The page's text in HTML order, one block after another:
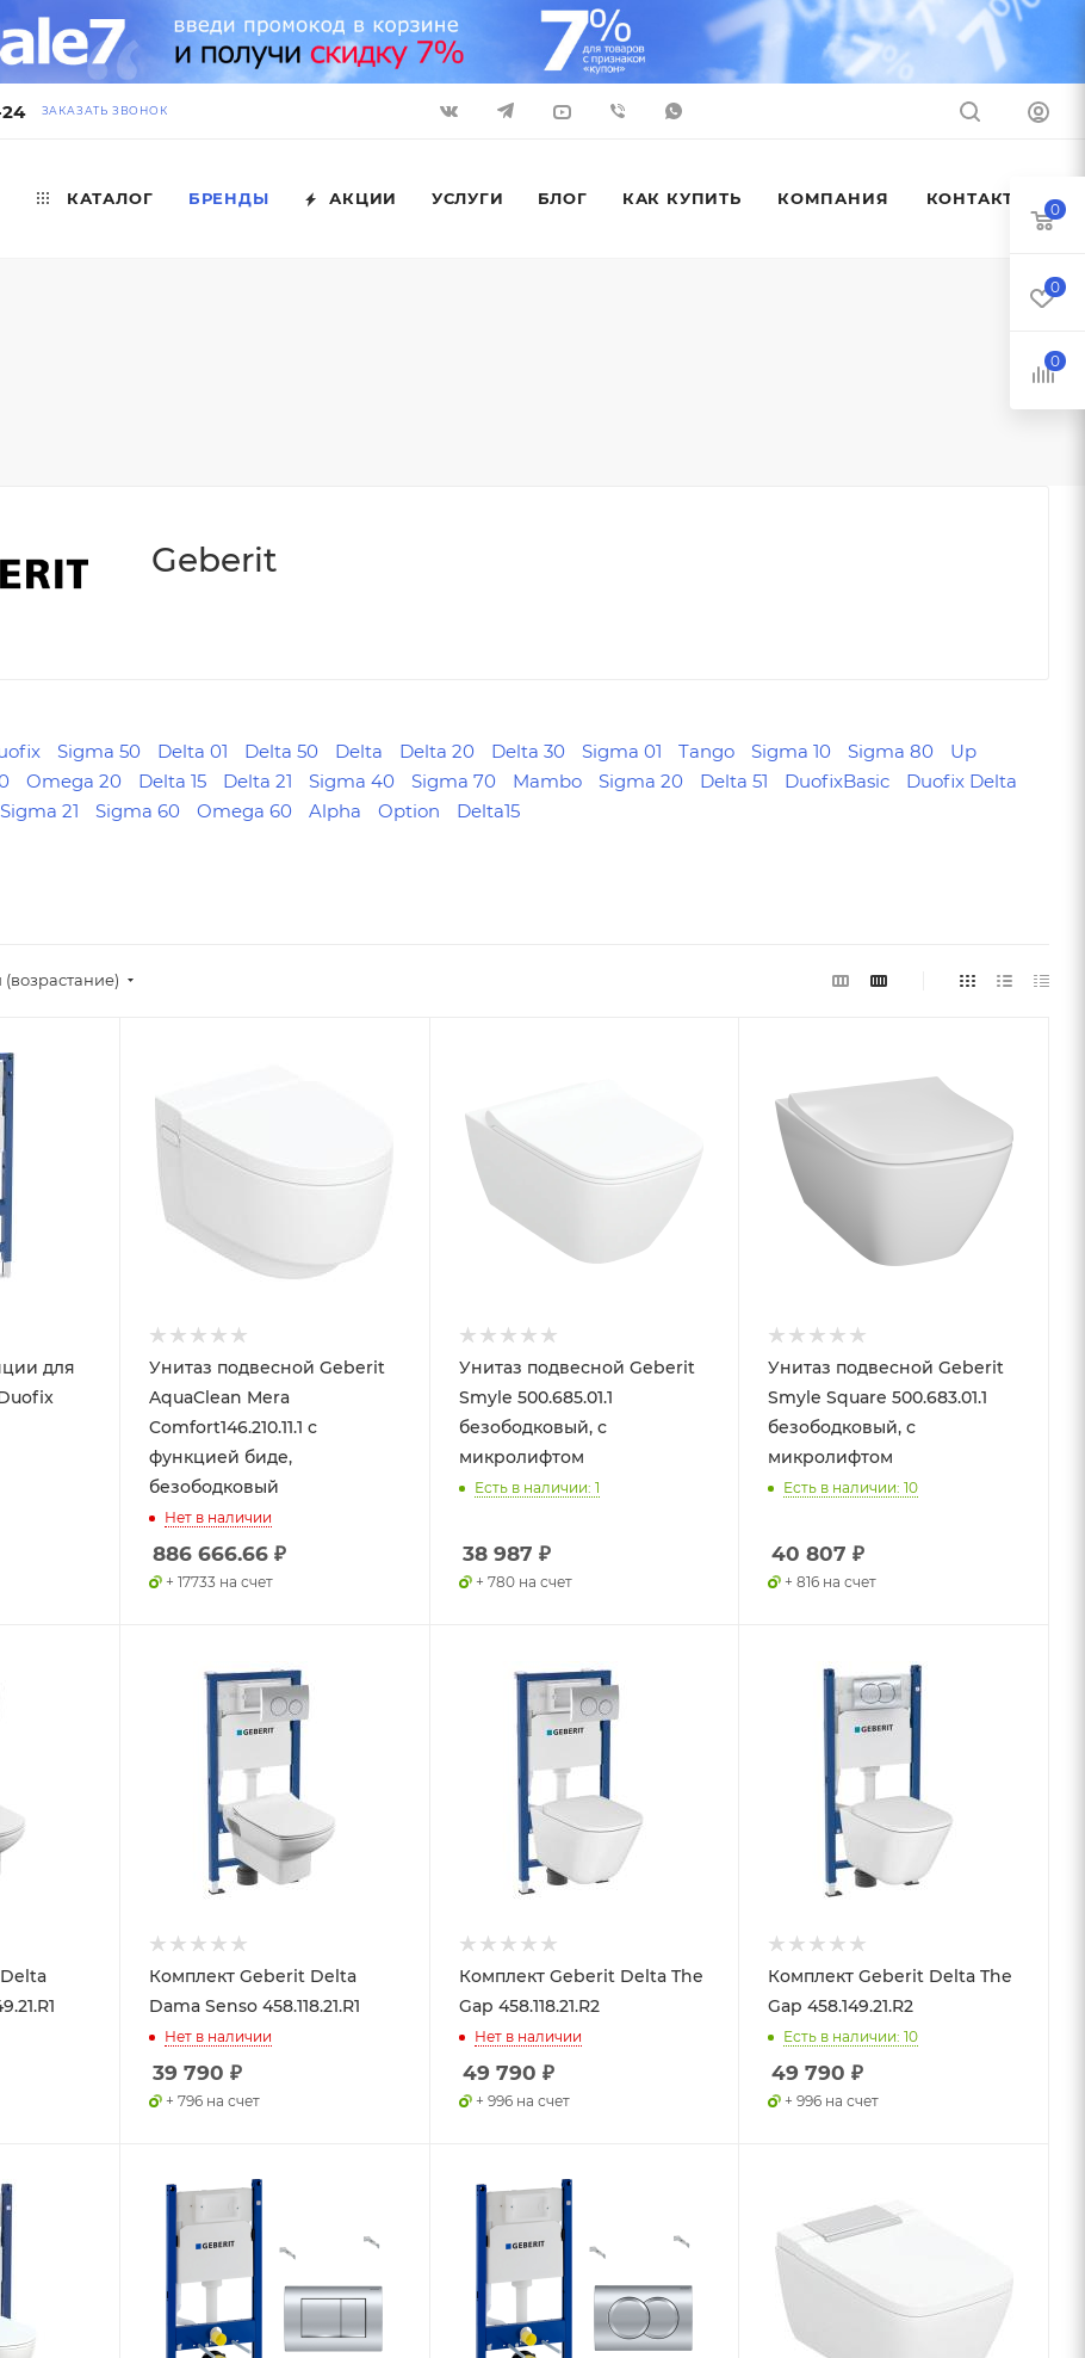
ЗАКАЗАТЬ ЗВОНОК
КАТАЛОГ БРЕНДЫ АКЦИИ УСЛУГИ БЛОГ КАК КУПИТЬ КОМПАНИЯ КОНТАКТЫ
Geberit
Sigma 50 Delta 01 Delta 50 Delta Delta 20 Delta 30 Sigma 01 Tango Sigma 10 Sigma 80
Up
Omega 20 Delta 15 Delta 21 Sigma 40 Sigma 70 Mambo Sigma 20 Delta 51 DuofixBasic
Duofix Delta
Sigma 21 Sigma 60 Omega 60 Alpha Option Delta15
для
Унитаз подвесной Geberit
AquaClean Mera
Comfort146.210.11.1 с
функцией биде,
безободковый
Нет в наличии
886 666.66₽
+ 17733 на счет
Унитаз подвесной Geberit
Smyle 500.685.01.1
безободковый, с
микролифтом
Есть в наличии: 1
38 987 ₽
+ 780 на счет
Унитаз подвесной Geberit
Smyle Square 500.683.01.1
безободковый, с
микролифтом
Есть в наличии: 10
40 807 ₽
+ 816 на счет
Комплект Geberit Delta
Dama Senso 458.118.21.R1
Нет в наличии
39 790 ₽
+ 796 на счет
Комплект Geberit Delta The
Gap 458.118.21.R2
Нет в наличии
49 790 ₽
+ 996 на счет
Комплект Geberit Delta The
Gap 458.149.21.R2
Есть в наличии: 10
49 790 ₽
+ 996 на счет
0
0
0